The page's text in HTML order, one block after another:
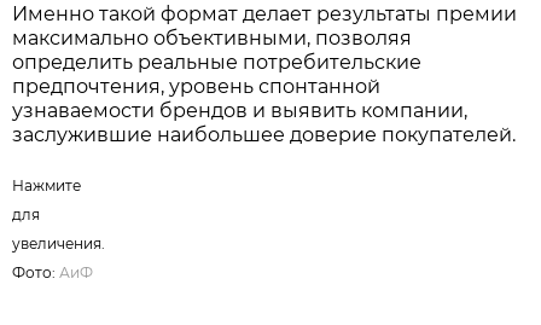
Именно такой формат делает результаты премии
максимально объективными, позволяя
определить реальные потребительские
предпочтения, уровень спонтанной
узнаваемости брендов и выявить компании,
заслужившие наибольшее доверие покупателей.
Нажмите
для
увеличения.
Фото: АиФ